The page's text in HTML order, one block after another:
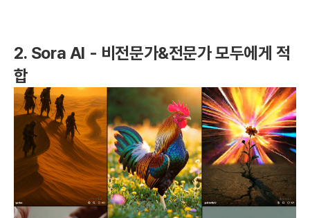
2. Sora AI - 비전문가&전문가 모두에게 적
합